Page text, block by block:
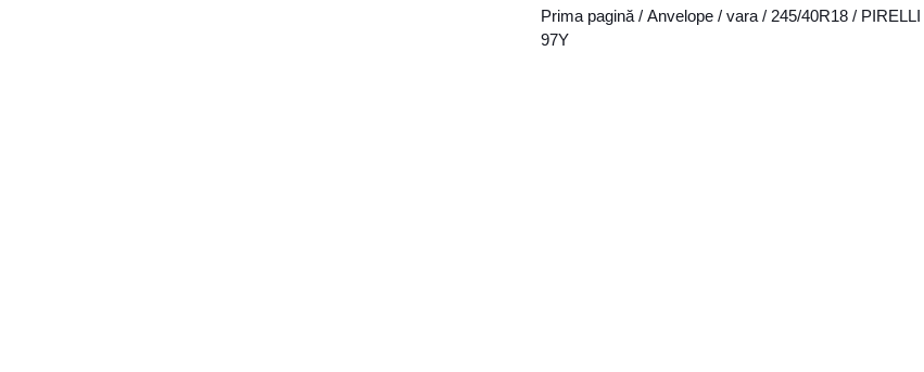
Prima pagină / Anvelope / vara / 245/40R18 / PIRELLI
97Y